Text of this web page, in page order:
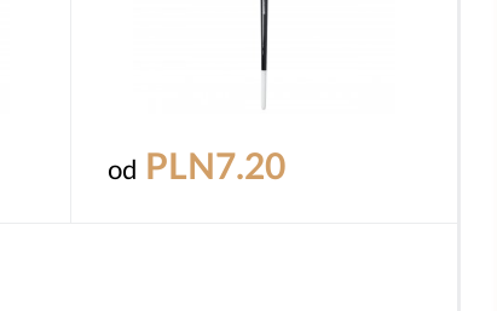
od PLN7.20